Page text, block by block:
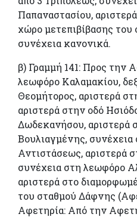
Παπαναστασίου,
χώρο μετεπιβίβασης
συνέχεια κανονικά.
β) Γραμμή 141: Προς την
λεωφόρο Καλαμακίου,
Θεομήτορος, αριστερά
αριστερά στην οδό
Δωδεκανήσου, αριστερά
Βουλιαγμένης,
Αντιστάσεως, αριστερά
συνέχεια στη λεωφόρο
αριστερά στο
του σταθμού Δάφνης
Αφετηρία: Από την